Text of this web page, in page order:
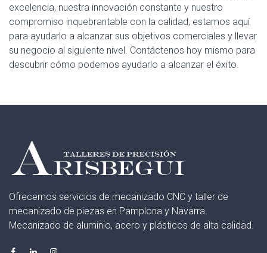
excelencia, nuestra innovación constante y nuestro
compromiso inquebrantable con la calidad, estamos aquí
para ayudarlo a alcanzar sus objetivos comerciales y llevar
su negocio al siguiente nivel. Contáctenos hoy mismo para
descubrir cómo podemos ayudarlo a alcanzar el éxito.
Ofrecemos servicios de mecanizado CNC y taller de
mecanizado de piezas en Pamplona y Navarra.
Mecanizado de aluminio, acero y plásticos de alta calidad.